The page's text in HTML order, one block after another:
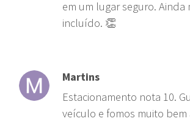
em um lugar seguro. Ainda
incluído. 👏
Martins
Estacionamento nota 10.
veículo e fomos muito